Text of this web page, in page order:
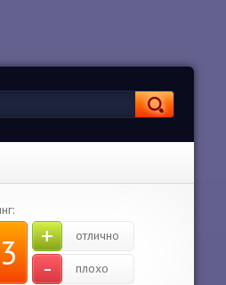
+ отлично
-
плохо